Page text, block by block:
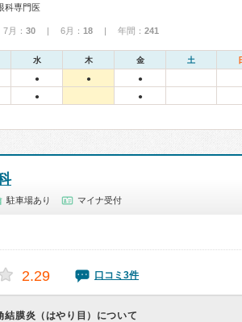
科専門医
月： 30 | 6月： 18 | 年間： 241
水 木 金 土
● ● ●
● ●
駐車場あり マイナ受付
2.29 口コミ3件
結膜炎（はやり目）について